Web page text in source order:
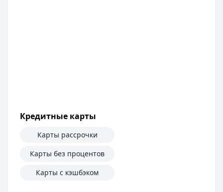
Кредитные карты
Карты рассрочки
Карты без процентов
Карты с кэшбэком